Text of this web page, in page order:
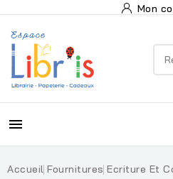
Mon

Accueil Fournitures Ecriture Et